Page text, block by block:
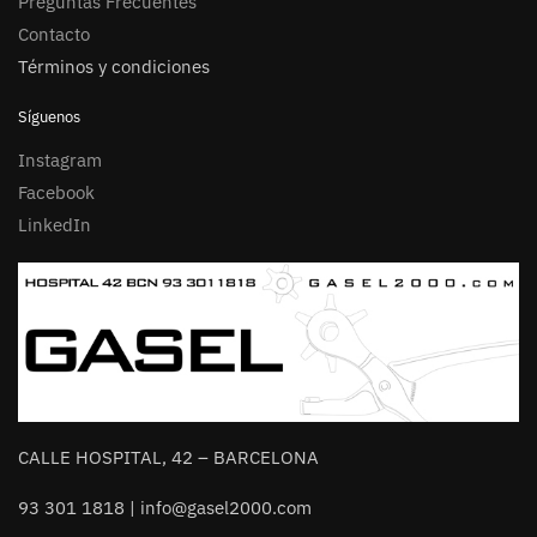
Contacto
Términos y condiciones
Síguenos
Instagram
Facebook
LinkedIn
CALLE HOSPITAL, 42 – BARCELONA
93 301 1818 | info@gasel2000.com